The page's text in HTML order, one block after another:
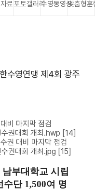
료포토갤러리수영동영상맞춤형훈
수영연맹 제4회 광주
비 마지막 점검
권대회 개최.hwp [14]
권 대비 마지막 점검
권대회 개최.jpg [15]
부대학교 시립
수단 1,500여 명